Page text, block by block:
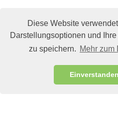
Diese Website
Darstellungsoptionen und
zu speichern. Mehr zum